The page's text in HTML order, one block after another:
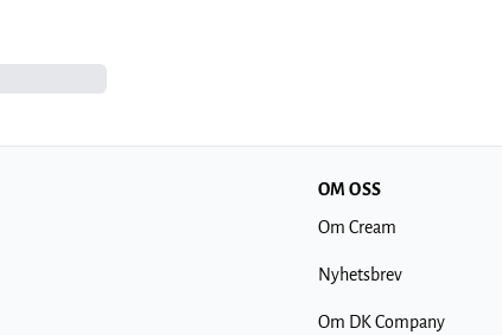
OM OSS
Om Cream
Nyhetsbrev
Om DK Company